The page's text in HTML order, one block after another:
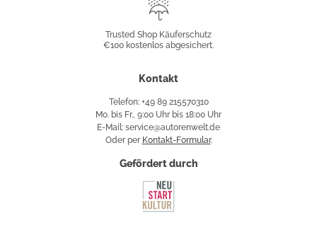
Käuferschutz
Trusted Shop Käuferschutz
€100 kostenlos abgesichert.
Kontakt
Telefon: +49 89 215570310
Mo. bis Fr., 9:00 Uhr bis 18:00 Uhr
E-Mail: service@autorenwelt.de
Oder per Kontakt-Formular.
Gefördert durch